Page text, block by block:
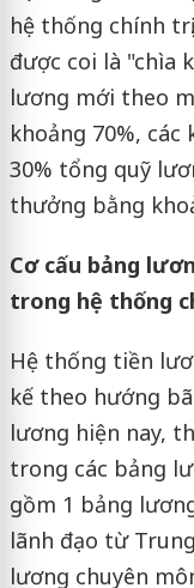
hệ thống chính
được coi là "chìa
lương mới theo
khoảng 70%,
30% tổng quỹ
thưởng bằng
Cơ cấu bảng
trong hệ thống
Hệ thống tiền
kế theo hướng
lương hiện nay,
trong các bảng
gồm 1 bảng
lãnh đạo từ
lương chuyên